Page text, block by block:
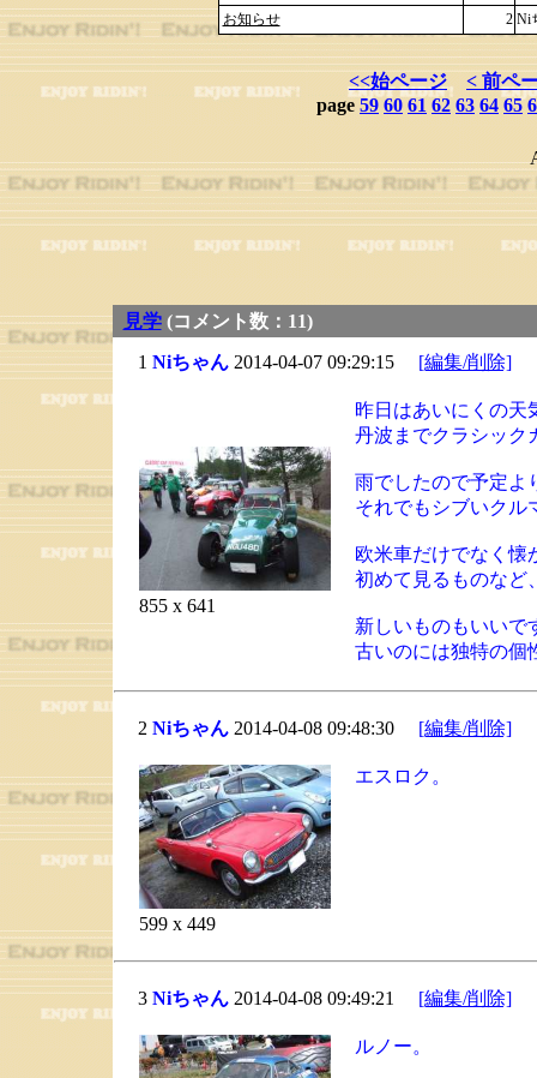
お知らせ
2 Ni
<<始ページ
< 前ペ
page 59 60 61 62 63 64 65
見学(コメント数：11)
1 Niちゃん2014-04-07 09:29:15 [編集/削除]
855 x 641
昨日はあいにくの天
丹波までクラシック
雨でしたので予定よ
それでもシブいクル
欧米車だけでなく懐
初めて見るものなど
新しいものもいいで
古いのには独特の個
2 Niちゃん2014-04-08 09:48:30 [編集/削除]
599 x 449
エスロク。
3 Niちゃん2014-04-08 09:49:21 [編集/削除]
ルノー。